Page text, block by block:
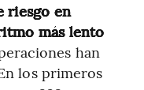
riesgo en
más lento
han
los primeros